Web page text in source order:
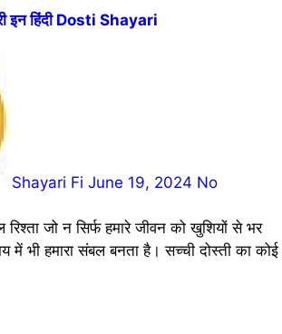
इन हिंदी Dosti Shayari
Shayari Fi June 19, 2024 No
में भी हमारा संबल बनता है। सच्ची दोस्ती का कोई